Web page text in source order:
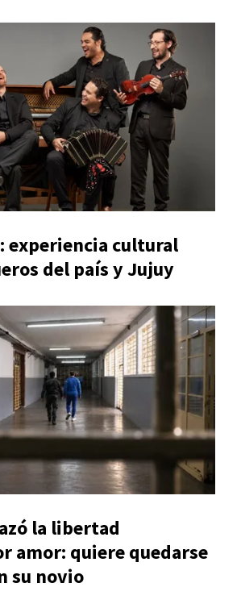
experiencia cultural
del país y Jujuy
la libertad
amor: quiere quedarse
su novio